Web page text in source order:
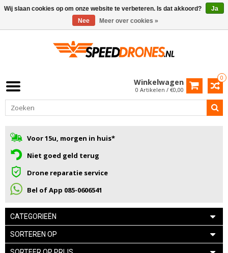
0
Winkelwagen
0 Artikelen / €0,00
Voor 15u, morgen in huis*
Niet goed geld terug
Drone reparatie service
Bel of App 085-0606541
CATEGORIEËN
SORTEREN OP
Wij slaan cookies op om onze website te verbeteren. Is dat akkoord?
Ja
Nee
Meer over cookies »